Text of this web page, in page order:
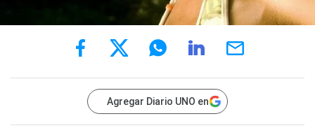
Agregar Diario UNO en